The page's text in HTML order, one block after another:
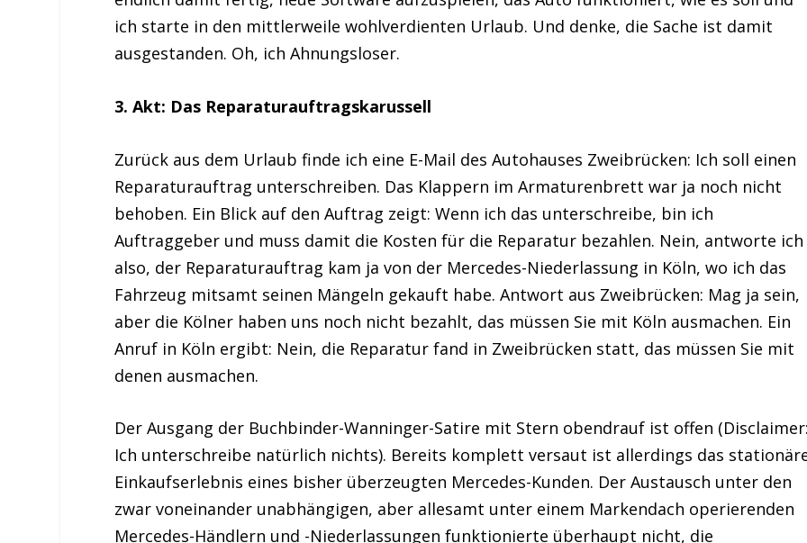
ich starte in den mittlerweile wohlverdienten Urlaub. Und denke, die Sache ist damit
ausgestanden. Oh, ich Ahnungsloser.
3. Akt: Das Reparaturauftragskarussell
Zurück aus dem Urlaub finde ich eine E-Mail des Autohauses Zweibrücken: Ich soll einen
Reparaturauftrag unterschreiben. Das Klappern im Armaturenbrett war ja noch nicht
behoben. Ein Blick auf den Auftrag zeigt: Wenn ich das unterschreibe, bin ich
Auftraggeber und muss damit die Kosten für die Reparatur bezahlen. Nein, antworte ich
also, der Reparaturauftrag kam ja von der Mercedes-Niederlassung in Köln, wo ich das
Fahrzeug mitsamt seinen Mängeln gekauft habe. Antwort aus Zweibrücken: Mag ja sein,
aber die Kölner haben uns noch nicht bezahlt, das müssen Sie mit Köln ausmachen. Ein
Anruf in Köln ergibt: Nein, die Reparatur fand in Zweibrücken statt, das müssen Sie mit
denen ausmachen.
Der Ausgang der Buchbinder-Wanninger-Satire mit Stern obendrauf ist offen
Ich unterschreibe natürlich nichts). Bereits komplett versaut ist allerdings das
Einkaufserlebnis eines bisher überzeugten Mercedes-Kunden. Der Austausch unter den
zwar voneinander unabhängigen, aber allesamt unter einem Markendach operierenden
Mercedes-Händlern und -Niederlassungen funktionierte überhaupt nicht, die